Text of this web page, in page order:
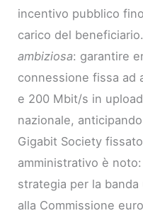
incentivo pubblico
carico del
ambiziosa: garantire
connessione fissa ad
e 200 Mbit/s in
nazionale,
Gigabit Society
amministrativo è
strategia per la
alla Commissione